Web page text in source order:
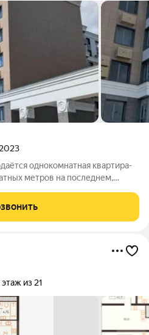
однокомнатная квартира-
метров на последнем,
квадратных метров. - Квартира
этаж из 21